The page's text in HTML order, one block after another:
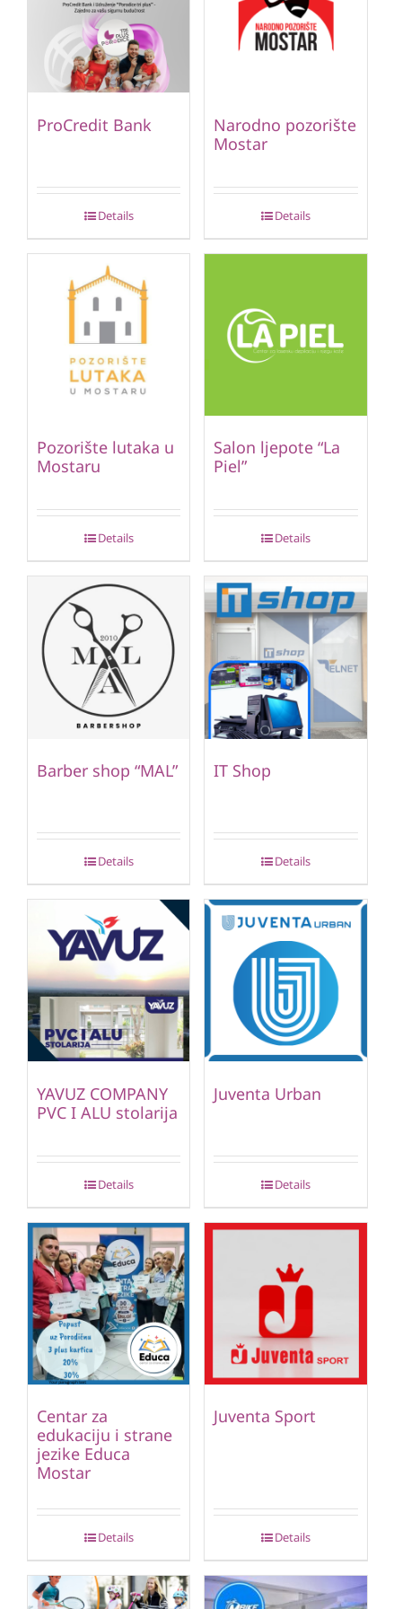
ProCredit Bank
Details
Narodno pozorište
Mostar
Details
Pozorište lutaka u
Mostaru
Details
Salon ljepote “La
Piel”
Details
Barber shop “MAL”
Details
IT Shop
Details
YAVUZ COMPANY
PVC I ALU stolarija
Details
Juventa Urban
Details
Centar za
edukaciju i strane
jezike Educa
Mostar
Details
Juventa Sport
Details